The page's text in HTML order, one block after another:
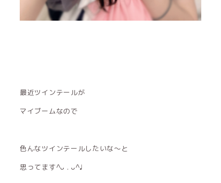
最近ツインテールが
マイブームなので
色んなツインテールしたいな〜と
思ってます^ᴗ . ᴗ^♩